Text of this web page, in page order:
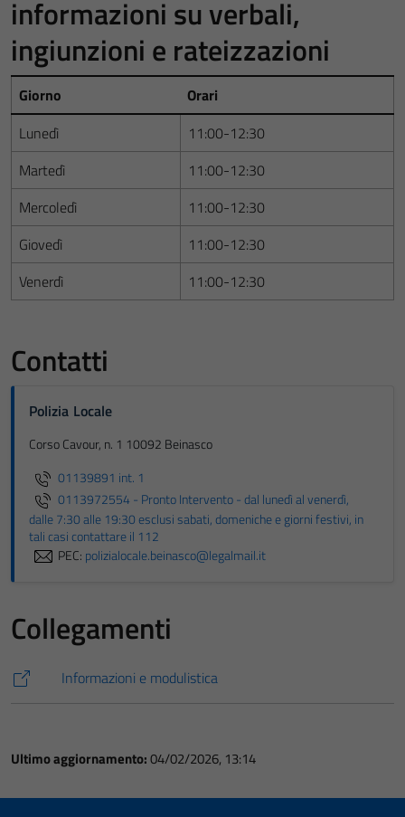
informazioni su verbali,
ingiunzioni e rateizzazioni
Giorno
Orari
Lunedì
11:00-12:30
Martedì
11:00-12:30
Mercoledì
11:00-12:30
Giovedì
11:00-12:30
Venerdì
11:00-12:30
Contatti
Polizia Locale
Corso Cavour, n. 1 10092 Beinasco
01139891 int. 1
0113972554 - Pronto Intervento - dal lunedì al venerdì,
dalle 7:30 alle 19:30 esclusi sabati, domeniche e giorni festivi, in
tali casi contattare il 112
PEC: polizialocale.beinasco@legalmail.it
Collegamenti
Informazioni e modulistica
Ultimo aggiornamento:04/02/2026, 13:14